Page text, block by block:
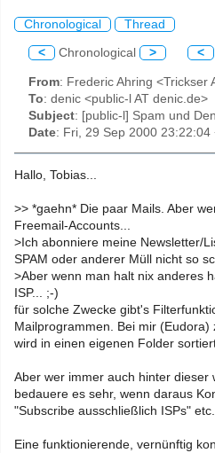
Chronological Thread
< Chronological > <
From: Frederic Ahring <Trickser
To: denic <public-l AT denic.de>
Subject: [public-l] Spam und
Date: Fri, 29 Sep 2000 23:22:04
Hallo, Tobias...
>> *gaehn* Die paar Mails. Aber
Freemail-Accounts...
> Ich abonniere meine Newsletter/
SPAM oder anderer Müll nicht so
>Aber wenn man halt nix anderes
ISP... ;-)
für solche Zwecke gibt's
Mailprogrammen. Bei mir
wird in einen eigenen Folder
Aber wer immer auch hinter dieser
bedauere es sehr, wenn daraus
"Subscribe ausschließlich ISPs" etc.
Eine funktionierende, vernünftig